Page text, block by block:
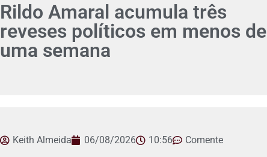
Rildo Amaral acumula três
reveses políticos em menos de
uma semana
Keith Almeida 06/08/2026 10:56 Comente